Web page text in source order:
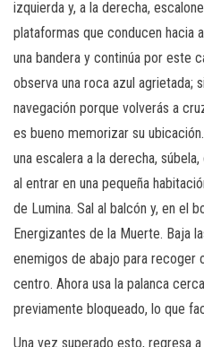
izquierda y, a la derecha,
plataformas que conducen hacia
una bandera y continúa por este
observa una roca azul agrietada;
navegación porque volverás a
es bueno memorizar su
una escalera a la derecha,
al entrar en una pequeña
de Lumina. Sal al balcón y, en el
Energizantes de la Muerte. Baja
enemigos de abajo para recoger
centro. Ahora usa la palanca
previamente bloqueado, lo que
Una vez superado esto, regresa